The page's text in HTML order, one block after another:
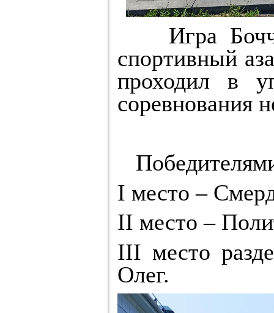
Игра Бочча
спортивный
проходил в
соревнования
I место –
II место –
III место
Олег.